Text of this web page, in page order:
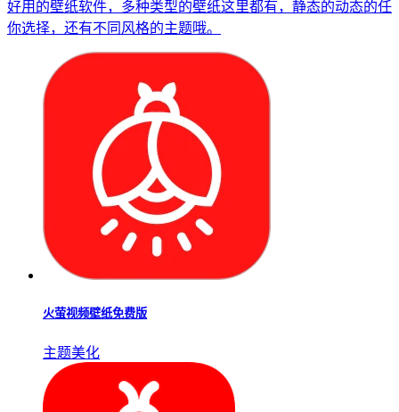
好用的壁纸软件
好用的壁纸软件，多种类型的壁纸这里都有，静态的动态的任
你选择，还有不同风格的主题哦。
火萤视频壁纸免费版